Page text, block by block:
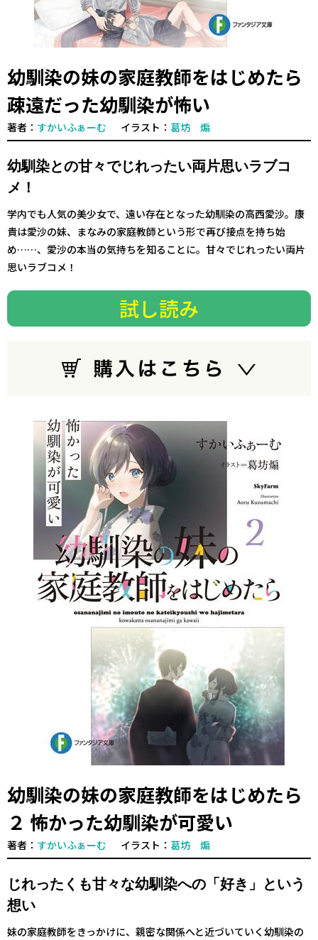
幼馴染の妹の家庭教師をはじめたら
疎遠だった幼馴染が怖い
著者： すかいふぁーむ イラスト： 葛坊 煽
幼馴染との甘々でじれったい両片思いラブコ
メ！
学内でも人気の美少女で、遠い存在となった幼馴染の高西愛沙。康
貴は愛沙の妹、まなみの家庭教師という形で再び接点を持ち始
め……、愛沙の本当の気持ちを知ることに。甘々でじれったい両片
思いラブコメ！
試し読み
幼馴染の妹の家庭教師をはじめたら
２ 怖かった幼馴染が可愛い
著者： すかいふぁーむ イラスト： 葛坊 煽
じれったくも甘々な幼馴染への「好き」という
想い
妹の家庭教師をきっかけに、親密な関係へと近づいていく幼馴染の